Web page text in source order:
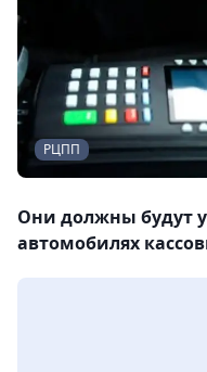
РЦПП
Они должны будут
автомобилях